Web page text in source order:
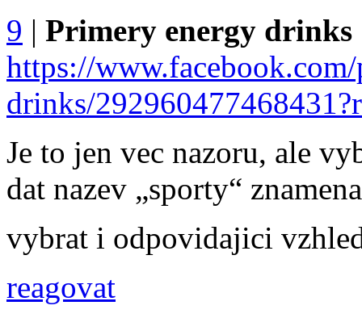
9 | Primery energy drinks
https://
drinks/
Je to jen vec nazoru, ale
dat nazev „sporty“
vybrat i odpovidajici
reagovat